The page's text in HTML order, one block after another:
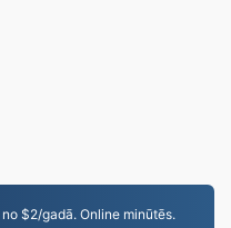
$2/gadā. Online minūtēs.